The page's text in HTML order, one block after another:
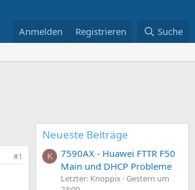
Anmelden Registrieren Suche
#1
Neueste Beiträge
K
7590AX - Huawei FTTR F50
Main und DHCP Probleme
Letzter: Knoppix Gestern um